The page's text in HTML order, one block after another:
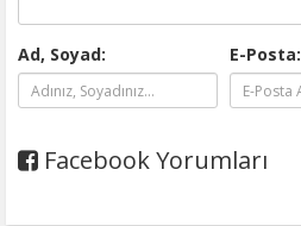
Ad, Soyad: E-Posta:
Facebook Yorumları